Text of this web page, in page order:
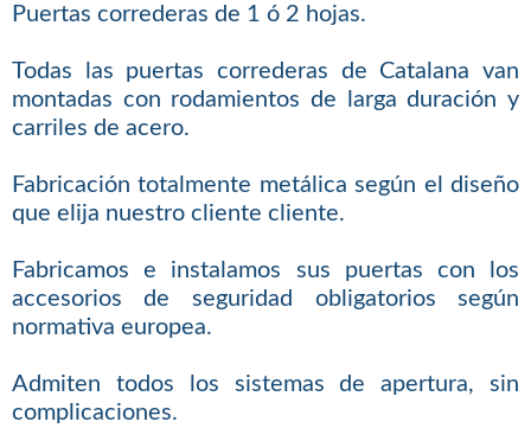
Puertas correderas de 1 ó 2 hojas.
Todas las puertas correderas de Catalana van
montadas con rodamientos de larga duración y
carriles de acero.
Fabricación totalmente metálica según el diseño
que elija nuestro cliente cliente.
Fabricamos e instalamos sus puertas con los
accesorios de seguridad obligatorios según
normativa europea.
Admiten todos los sistemas de apertura, sin
complicaciones.